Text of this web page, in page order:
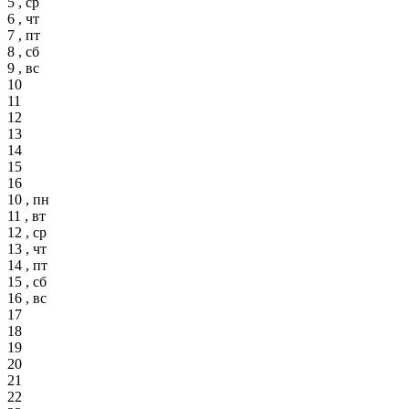
6 , чт
7 , пт
8 , сб
9 , вс
10
11
12
13
14
15
16
10 , пн
11 , вт
12 , ср
13 , чт
14 , пт
15 , сб
16 , вс
17
18
19
20
21
22